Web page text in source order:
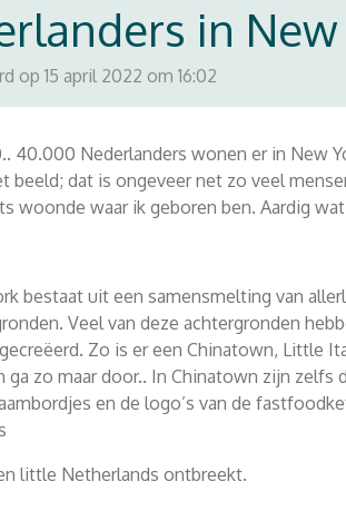
in New
op 15 april 2022 om 16:02
40.000 Nederlanders wonen er in New
beeld; dat is ongeveer net zo veel
woonde waar ik geboren ben. Aardig
bestaat uit een samensmelting van
Veel van deze achtergronden
Zo is er een Chinatown, Little
ga zo maar door.. In Chinatown zijn zelfs
en de logo’s van de
little Netherlands ontbreekt.